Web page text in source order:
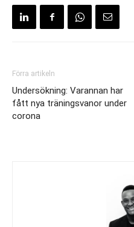
Förra artikeln
Undersökning: Varannan har
fått nya träningsvanor under
corona